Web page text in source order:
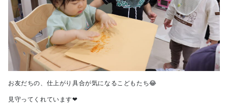
お友だちの、仕上がり具合が気になるこどもたち😂
見守ってくれています❤